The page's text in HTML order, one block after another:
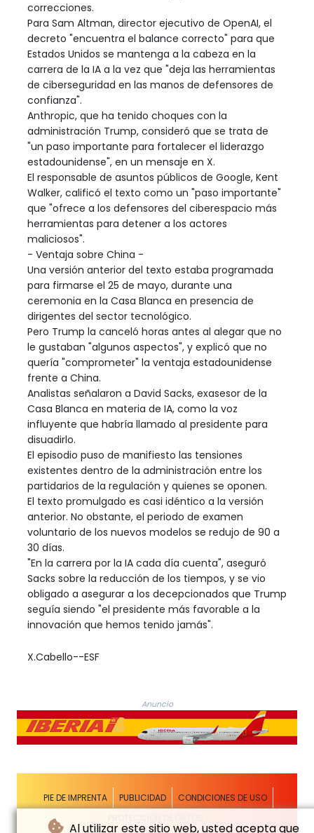
Al utilizar este sitio web, usted acepta que
correcciones.
Para Sam Altman, director ejecutivo de OpenAI, el
decreto "encuentra el balance correcto" para que
Estados Unidos se mantenga a la cabeza en la
carrera de la IA a la vez que "deja las herramientas
de ciberseguridad en las manos de defensores de
confianza".
Anthropic, que ha tenido choques con la
administración Trump, consideró que se trata de
"un paso importante para fortalecer el liderazgo
estadounidense", en un mensaje en X.
El responsable de asuntos públicos de Google, Kent
Walker, calificó el texto como un "paso importante"
que "ofrece a los defensores del ciberespacio más
herramientas para detener a los actores
maliciosos".
- Ventaja sobre China -
Una versión anterior del texto estaba programada
para firmarse el 25 de mayo, durante una
ceremonia en la Casa Blanca en presencia de
dirigentes del sector tecnológico.
Pero Trump la canceló horas antes al alegar que no
le gustaban "algunos aspectos", y explicó que no
quería "comprometer" la ventaja estadounidense
frente a China.
Analistas señalaron a David Sacks, exasesor de la
Casa Blanca en materia de IA, como la voz
influyente que habría llamado al presidente para
disuadirlo.
El episodio puso de manifiesto las tensiones
existentes dentro de la administración entre los
partidarios de la regulación y quienes se oponen.
El texto promulgado es casi idéntico a la versión
anterior. No obstante, el periodo de examen
voluntario de los nuevos modelos se redujo de 90 a
30 días.
"En la carrera por la IA cada día cuenta", aseguró
Sacks sobre la reducción de los tiempos, y se vio
obligado a asegurar a los decepcionados que Trump
seguía siendo "el presidente más favorable a la
innovación que hemos tenido jamás".
X.Cabello--ESF
Anuncio
PIE DE IMPRENTA PUBLICIDAD
CONDICIONES DE USO